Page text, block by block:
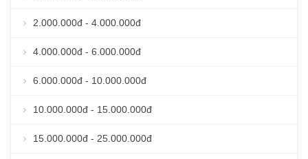
2.000.000đ - 4.000.000đ
4.000.000đ - 6.000.000đ
6.000.000đ - 10.000.000đ
10.000.000đ - 15.000.000đ
15.000.000đ - 25.000.000đ